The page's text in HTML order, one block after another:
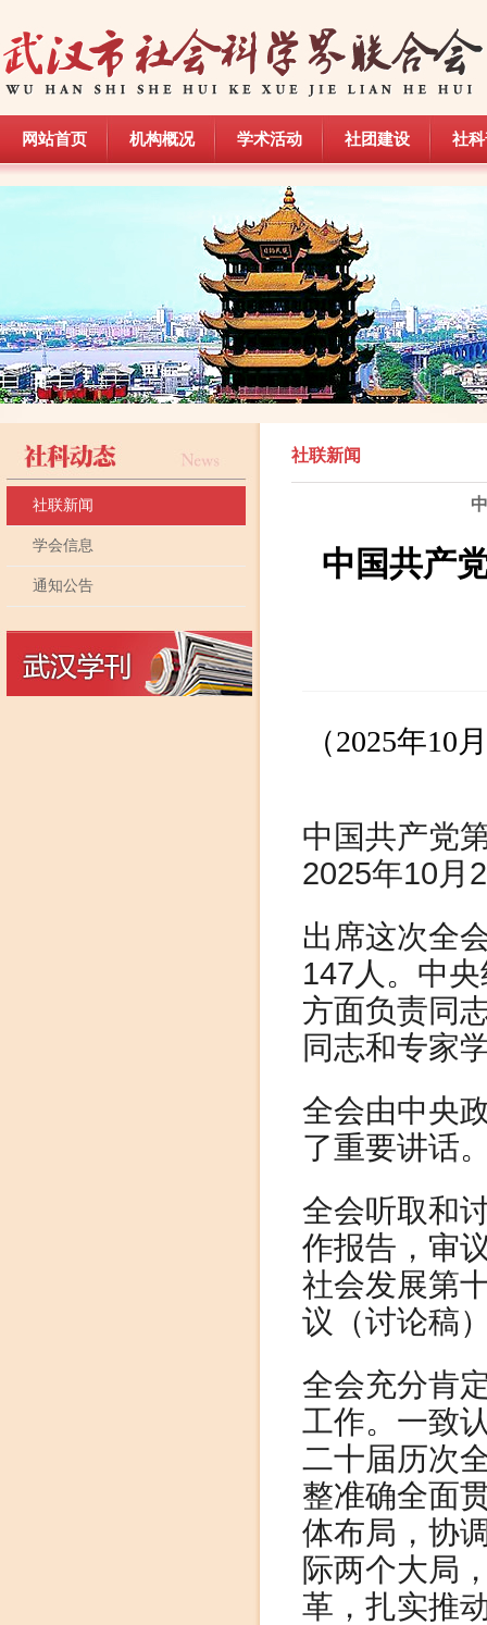
网站首页
网站首页
机构概况
机构概况
学术活动
学术活动
社团建设
社团建设
社
社联新闻
学会信息
通知公告
社联新闻
中国共产
（2025年
中国共产党
2025年10月
出席这次全
147人。中
方面负责同
同志和专家
全会由中央
了重要讲话
全会听取和
作报告，审
社会发展第
议（讨论稿
全会充分肯
工作。一致
二十届历次
整准确全面
体布局，协
际两个大局
革，扎实推